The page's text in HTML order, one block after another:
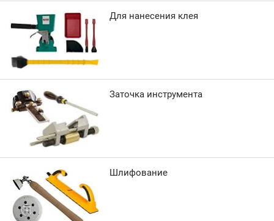
Для нанесения клея
Заточка инструмента
Шлифование